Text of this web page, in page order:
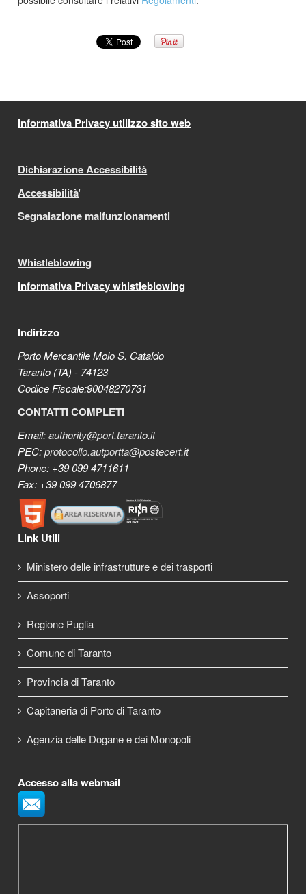
Informativa Privacy utilizzo sito web
Dichiarazione Accessibilità
Accessibilità'
Segnalazione malfunzionamenti
Whistleblowing
Informativa Privacy whistleblowing
Indirizzo
Porto Mercantile Molo S. Cataldo
Taranto (TA) - 74123
Codice Fiscale:90048270731
CONTATTI COMPLETI
Email:authority@port.taranto.it
PEC:protocollo.autportta@postecert.it
Phone: +39 099 4711611
Fax: +39 099 4706877
Link Utili
Ministero delle infrastrutture e dei trasporti
Assoporti
Regione Puglia
Comune di Taranto
Provincia di Taranto
Capitaneria di Porto di Taranto
Agenzia delle Dogane e dei Monopoli
Accesso alla webmail